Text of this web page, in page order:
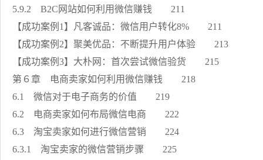
5.9.2 B2C网站如何利用微信赚钱 211
【成功案例1】凡客诚品：微信用户转化8% 211
【成功案例2】聚美优品：不断提升用户体验 213
【成功案例3】大朴网：首次尝试微信验货 215
第６章 电商卖家如何利用微信赚钱 218
6.1 微信对于电子商务的价值 219
6.2 电商卖家如何布局微信电商 222
6.3 淘宝卖家如何进行微信营销 224
6.3.1 淘宝卖家的微信营销步骤 225